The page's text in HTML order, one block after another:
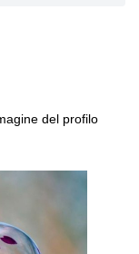
del profilo